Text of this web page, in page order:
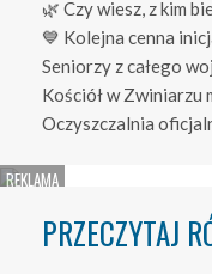
🌿 Czy wiesz, z kim
💙 Kolejna cenna
Seniorzy z całego
Kościół w Zwiniarzu
Oczyszczalnia
PRZECZYTAJ